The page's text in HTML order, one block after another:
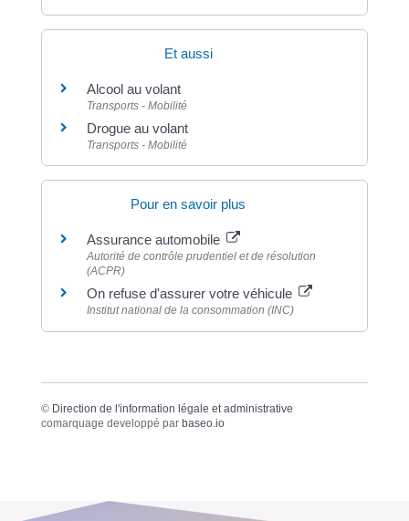
Et aussi
Alcool au volant
Transports - Mobilité
Drogue au volant
Transports - Mobilité
Pour en savoir plus
Assurance automobile
Autorité de contrôle prudentiel et de résolution
(ACPR)
On refuse d'assurer votre véhicule
Institut national de la consommation (INC)
© Direction de l'information légale et administrative
comarquage developpé par baseo.io